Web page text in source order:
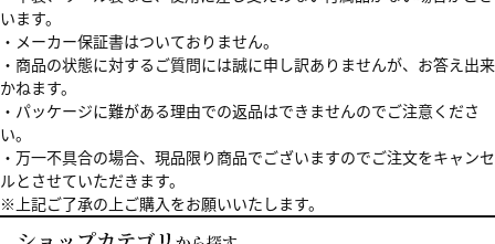
います。
・メーカー保証書はついておりません。
・商品の状態に対するご質問には誠に申し訳ありませんが、お答え出来
かねます。
・パッケージに難がある理由での返品はできませんのでご注意くださ
い。
・万一不具合の場合、現品限り商品でございますのでご注文をキャンセ
ルとさせていただきます。
※上記ご了承の上ご購入をお願いいたします。